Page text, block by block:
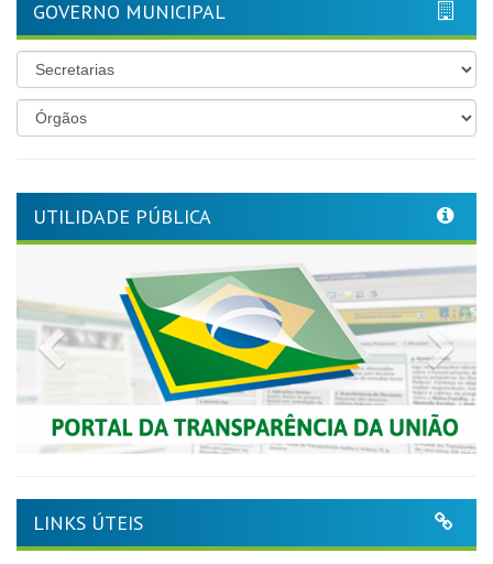
GOVERNO MUNICIPAL
UTILIDADE PÚBLICA
Previous
LINKS ÚTEIS